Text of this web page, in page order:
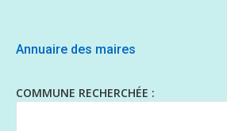
Annuaire des maires
COMMUNE RECHERCHÉE :